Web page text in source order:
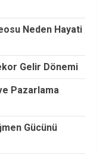
Neden Hayati
Gelir Dönemi
Pazarlama
Gücünü